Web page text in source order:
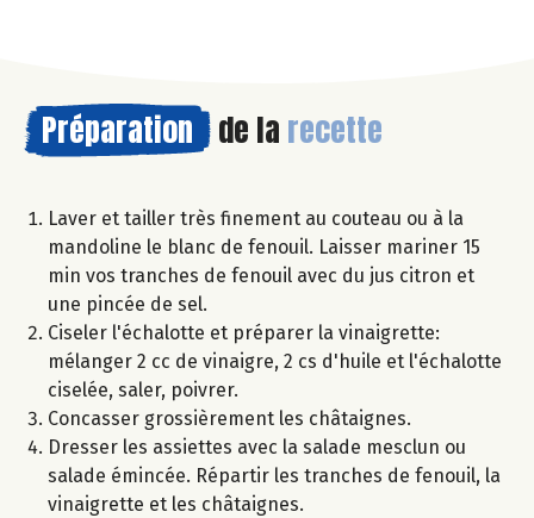
Préparation de la recette
Laver et tailler très finement au couteau ou à la
mandoline le blanc de fenouil. Laisser mariner 15
min vos tranches de fenouil avec du jus citron et
une pincée de sel.
Ciseler l'échalotte et préparer la vinaigrette:
mélanger 2 cc de vinaigre, 2 cs d'huile et l'échalotte
ciselée, saler, poivrer.
Concasser grossièrement les châtaignes.
Dresser les assiettes avec la salade mesclun ou
salade émincée. Répartir les tranches de fenouil, la
vinaigrette et les châtaignes.